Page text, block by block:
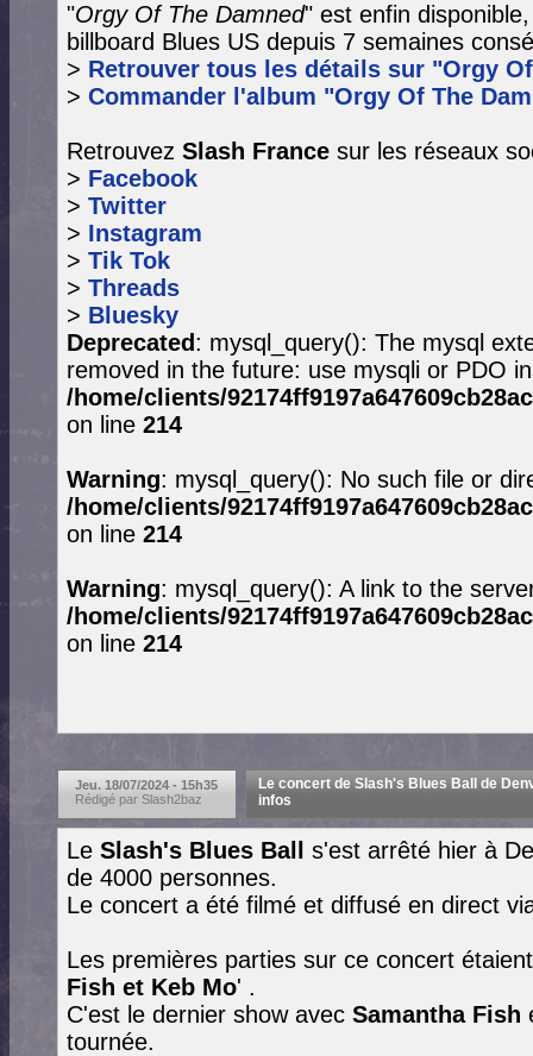
"Orgy Of The Damned" est enfin
billboard Blues US depuis 7 semaines
> Retrouver tous les détails sur "Orgy
> Commander l'album "Orgy Of The
Retrouvez Slash France sur les réseaux
> Facebook
> Twitter
> Instagram
> Tik Tok
> Threads
> Bluesky
Deprecated: mysql_query(): The mysql
removed in the future: use mysqli or PDO
/home/clients/
on line 214
Warning: mysql_query(): No such file or
/home/clients/
on line 214
Warning: mysql_query(): A link to the
/home/clients/
on line 214
Jeu. 18/07/2024 - 15h35
Rédigé par Slash2baz
Le concert de Slash's Blues Ball de
infos
Le Slash's Blues Ball
s'est arrêté hier à
de 4000 personnes.
Le concert a été filmé et diffusé en direct
Les premières parties sur ce concert
Fish et Keb Mo' .
C'est le dernier show avec Samantha Fish
tournée.